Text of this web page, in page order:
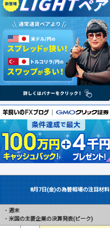
8月7日(金)の為替相場の注目材料
・ 週末
・ 米国の主要企業の決算発表(ピーク)